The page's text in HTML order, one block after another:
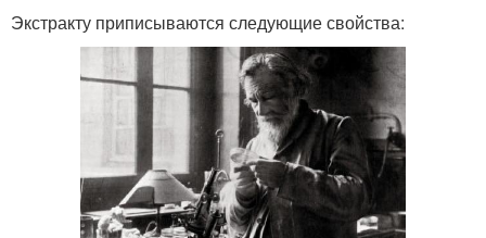
Экстракту приписываются следующие свойства: